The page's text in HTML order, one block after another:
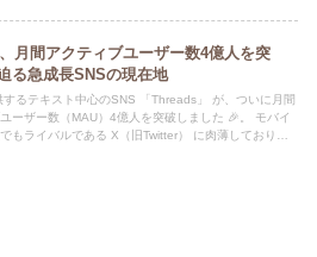
月間アクティブユーザー数4億人を突
る急成長SNSの現在地
するテキスト中心のSNS 「Threads」 が、ついに月間
ーザー数（MAU）4億人を突破しました 🎉。 モバイ
もライバルである X（旧Twitter） に肉薄しており、